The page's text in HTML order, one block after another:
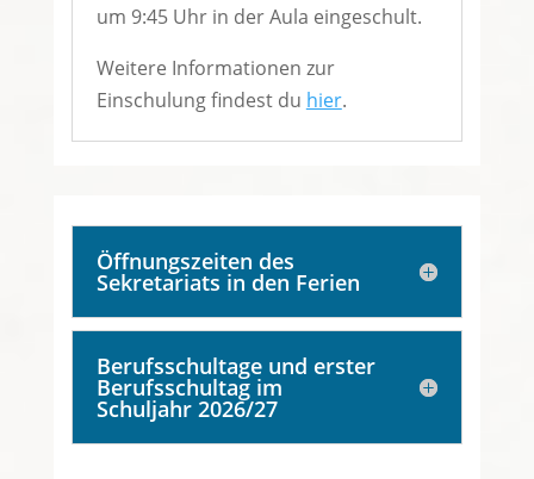
um 9:45 Uhr in der Aula eingeschult.
Weitere Informationen zur
Einschulung findest du hier.
Öffnungszeiten des
Sekretariats in den Ferien
Berufsschultage und erster
Berufsschultag im
Schuljahr 2026/27